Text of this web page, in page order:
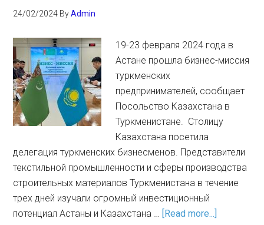
24/02/2024 ByAdmin
19-23 февраля 2024 года в
Астане прошла бизнес-миссия
туркменских
предпринимателей, сообщает
Посольство Казахстана в
Туркменистане. Столицу
Казахстана посетила
делегация туркменских бизнесменов. Представители
текстильной промышленности и сферы производства
строительных материалов Туркменистана в течение
трех дней изучали огромный инвестиционный
потенциал Астаны и Казахстана … [Read more...]